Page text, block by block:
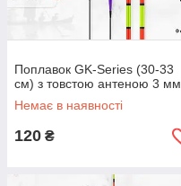
Поплавок GK-Series (30-33
см) з товстою антеною 3 мм
Немає в наявності
120 ₴